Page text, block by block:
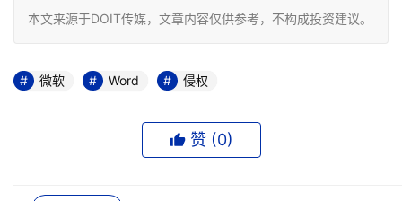
本文来源于DOIT传媒，文章内容仅供参考，不构成投资建议。
微软 Word 侵权
赞 (0)